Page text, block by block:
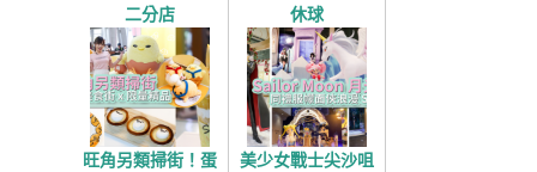
二分店
休球
旺角另類掃街！蛋
美少女戰士尖沙咀